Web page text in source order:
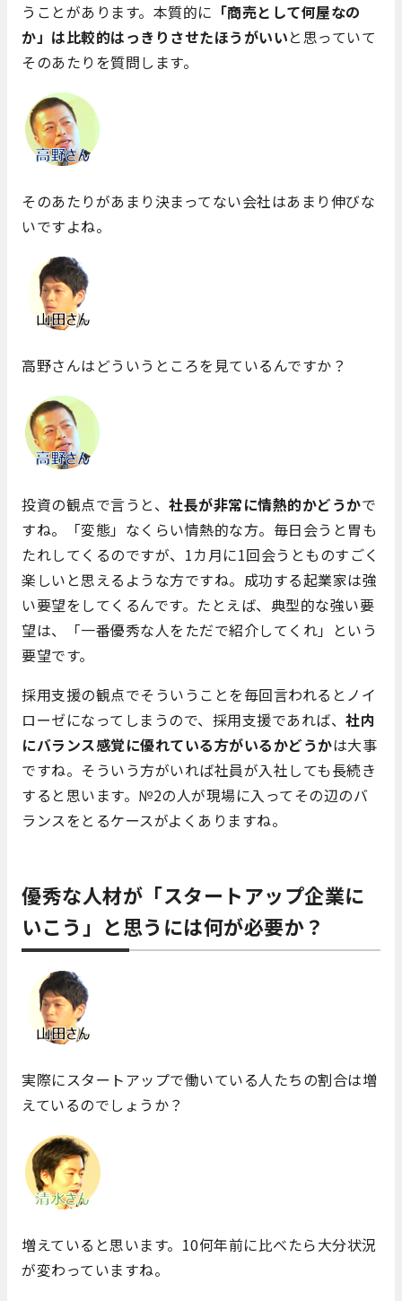
うことがあります。本質的に 「商売として何屋なの
か」は比較的はっきりさせたほうがいいと思っていて
そのあたりを質問します。
そのあたりがあまり決まってない会社はあまり伸びな
いですよね。
高野さんはどういうところを見ているんですか？
投資の観点で言うと、 社長が非常に情熱的かどうかで
すね。「変態」なくらい情熱的な方。毎日会うと胃も
たれしてくるのですが、1カ月に1回会うとものすごく
楽しいと思えるような方ですね。成功する起業家は強
い要望をしてくるんです。たとえば、典型的な強い要
望は、「一番優秀な人をただで紹介してくれ」という
要望です。
採用支援の観点でそういうことを毎回言われるとノイ
ローゼになってしまうので、採用支援であれば、 社内
にバランス感覚に優れている方がいるかどうかは大事
ですね。そういう方がいれば社員が入社しても長続き
すると思います。№2の人が現場に入ってその辺のバ
ランスをとるケースがよくありますね。
優秀な人材が「スタートアップ企業に
いこう」と思うには何が必要か？
実際にスタートアップで働いている人たちの割合は増
えているのでしょうか？
増えていると思います。10何年前に比べたら大分状況
が変わっていますね。